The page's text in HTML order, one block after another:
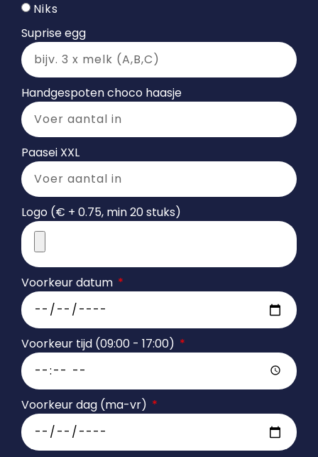
Niks
Suprise egg
Handgespoten choco haasje
Paasei XXL
Logo (€ + 0.75, min 20 stuks)
Voorkeur datum
Voorkeur tijd (09:00 - 17:00)
Voorkeur dag (ma-vr)